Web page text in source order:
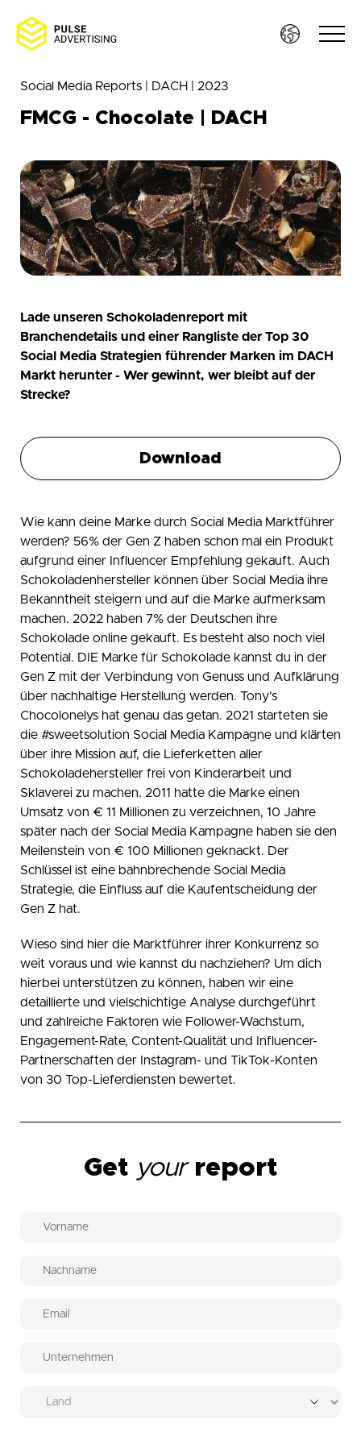
Skip
content
Social Media Reports | DACH | 2023
FMCG - Chocolate | DACH
Lade unseren Schokoladenreport mit
Branchendetails und einer Rangliste der Top 30
Social Media Strategien führender Marken im DACH
Markt herunter - Wer gewinnt, wer bleibt auf der
Strecke?
Download
Wie kann deine Marke durch Social Media Marktführer
werden? 56% der Gen Z haben schon mal ein Produkt
aufgrund einer Influencer Empfehlung gekauft. Auch
Schokoladenhersteller können über Social Media ihre
Bekanntheit steigern und auf die Marke aufmerksam
machen. 2022 haben 7% der Deutschen ihre
Schokolade online gekauft. Es besteht also noch viel
Potential. DIE Marke für Schokolade kannst du in der
Gen Z mit der Verbindung von Genuss und Aufklärung
über nachhaltige Herstellung werden. Tony’s
Chocolonelys hat genau das getan. 2021 starteten sie
die #sweetsolution Social Media Kampagne und klärten
über ihre Mission auf, die Lieferketten aller
Schokoladehersteller frei von Kinderarbeit und
Sklaverei zu machen. 2011 hatte die Marke einen
Umsatz von € 11 Millionen zu verzeichnen, 10 Jahre
später nach der Social Media Kampagne haben sie den
Meilenstein von € 100 Millionen geknackt. Der
Schlüssel ist eine bahnbrechende Social Media
Strategie, die Einfluss auf die Kaufentscheidung der
Gen Z hat.
Wieso sind hier die Marktführer ihrer Konkurrenz so
weit voraus und wie kannst du nachziehen? Um dich
hierbei unterstützen zu können, haben wir eine
detaillierte und vielschichtige Analyse durchgeführt
und zahlreiche Faktoren wie Follower-Wachstum,
Engagement-Rate, Content-Qualität und Influencer-
Partnerschaften der Instagram- und TikTok-Konten
von 30 Top-Lieferdiensten bewertet.
Get yourreport